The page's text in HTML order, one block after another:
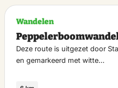
Wandelen
Deze route is uitgezet door
en gemarkeerd met witte…